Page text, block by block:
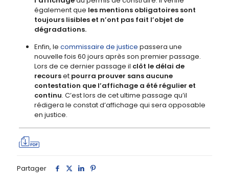
également que les mentions obligatoires sont
toujours lisibles et n’ont pas fait l’objet de
dégradations.
Enfin, le commissaire de justice passera une
nouvelle fois 60 jours après son premier passage.
Lors de ce dernier passage il clôt le délai de
recourset pourra prouver sans aucune
contestation que l’affichage a été régulier et
continu. C’est lors de cet ultime passage qu’il
rédigera le constat d’affichage qui sera opposable
en justice.
Partager